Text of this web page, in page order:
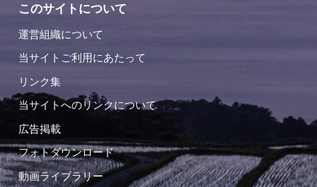
このサイトについて
運営組織について
当サイトご利用にあたって
リンク集
当サイトへのリンクについて
広告掲載
フォトダウンロード
動画ライブラリー